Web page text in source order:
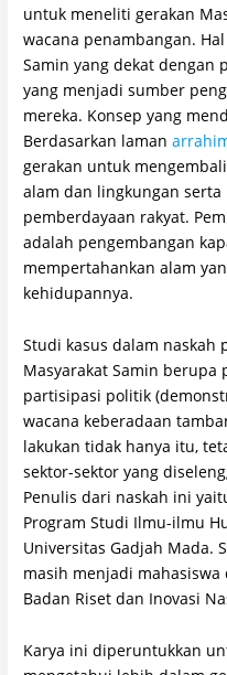
untuk meneliti gerakan
wacana penambangan.
Samin yang dekat dengan
yang menjadi sumber
mereka. Konsep yang
Berdasarkan laman
gerakan untuk
alam dan lingkungan
pemberdayaan rakyat.
adalah pengembangan
mempertahankan alam
kehidupannya.
Studi kasus dalam naskah
Masyarakat Samin berupa
partisipasi politik
wacana keberadaan
lakukan tidak hanya itu,
sektor-sektor yang
Penulis dari naskah ini
Program Studi Ilmu-ilmu
Universitas Gadjah Mada.
masih menjadi
Badan Riset dan Inovasi
Karya ini diperuntukkan